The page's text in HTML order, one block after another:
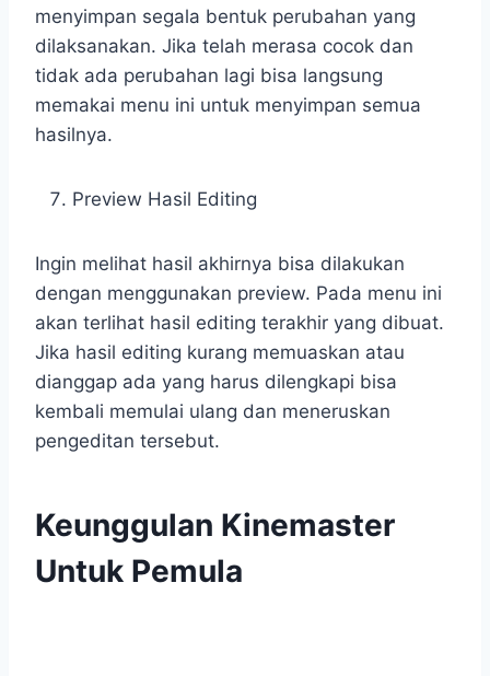
menyimpan segala bentuk perubahan yang
dilaksanakan. Jika telah merasa cocok dan
tidak ada perubahan lagi bisa langsung
memakai menu ini untuk menyimpan semua
hasilnya.
Preview Hasil Editing
Ingin melihat hasil akhirnya bisa dilakukan
dengan menggunakan preview. Pada menu ini
akan terlihat hasil editing terakhir yang dibuat.
Jika hasil editing kurang memuaskan atau
dianggap ada yang harus dilengkapi bisa
kembali memulai ulang dan meneruskan
pengeditan tersebut.
Keunggulan Kinemaster
Untuk Pemula